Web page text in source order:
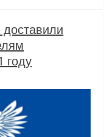
году